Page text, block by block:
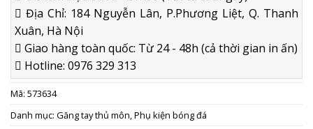
Địa Chỉ: 184 Nguyễn Lân, P.Phương Liệt, Q. Thanh
Xuân, Hà Nội
Giao hàng toàn quốc: Từ 24 - 48h (cả thời gian in ấn)
Hotline: 0976 329 313
Mã: 573634
Danh mục: Găng tay thủ môn,Phụ kiện bóng đá